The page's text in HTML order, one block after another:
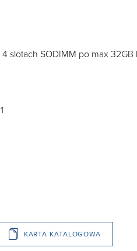
slotach SODIMM po max 32GB
KARTA KATALOGOWA